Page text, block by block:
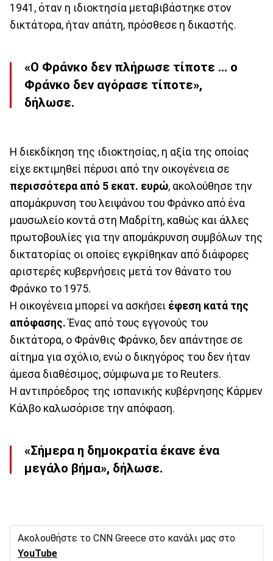
1941, όταν η ιδιοκτησία μεταβιβάστηκε στον
δικτάτορα, ήταν απάτη, πρόσθεσε η δικαστής.
«Ο Φράνκο δεν πλήρωσε τίποτε ... ο
Φράνκο δεν αγόρασε τίποτε»,
δήλωσε.
Η διεκδίκηση της ιδιοκτησίας, η αξία της οποίας
είχε εκτιμηθεί πέρυσι από την οικογένεια σε
περισσότερα από 5 εκατ. ευρώ, ακολούθησε την
απομάκρυνση του λειψάνου του Φράνκο από ένα
μαυσωλείο κοντά στη Μαδρίτη, καθώς και άλλες
πρωτοβουλίες για την απομάκρυνση συμβόλων της
δικτατορίας οι οποίες εγκρίθηκαν από διάφορες
αριστερές κυβερνήσεις μετά τον θάνατο του
Φράνκο το 1975.
Η οικογένεια μπορεί να ασκήσει έφεση κατά της
απόφασης.Ένας από τους εγγονούς του
δικτάτορα, ο Φράνθις Φράνκο, δεν απάντησε σε
αίτημα για σχόλιο, ενώ ο δικηγόρος του δεν ήταν
άμεσα διαθέσιμος, σύμφωνα με το Reuters.
Η αντιπρόεδρος της ισπανικής κυβέρνησης Κάρμεν
Κάλβο καλωσόρισε την απόφαση.
«Σήμερα η δημοκρατία έκανε ένα
μεγάλο βήμα», δήλωσε.
Ακολουθήστε το CNN Greece στο κανάλι μας στο
YouTube